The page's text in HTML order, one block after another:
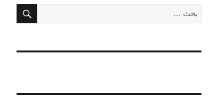
البحث
عن:
بحث